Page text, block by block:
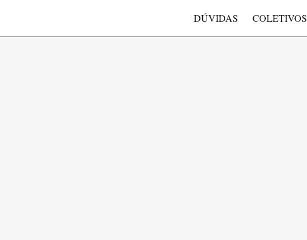
DÚVIDAS COLETIVOS